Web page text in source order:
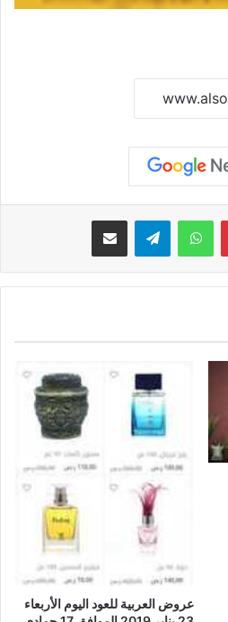
بينتيريستواتساب تيلقرام مشاركة عبر البريد
عروض العربية للعود اليوم الأربعاء